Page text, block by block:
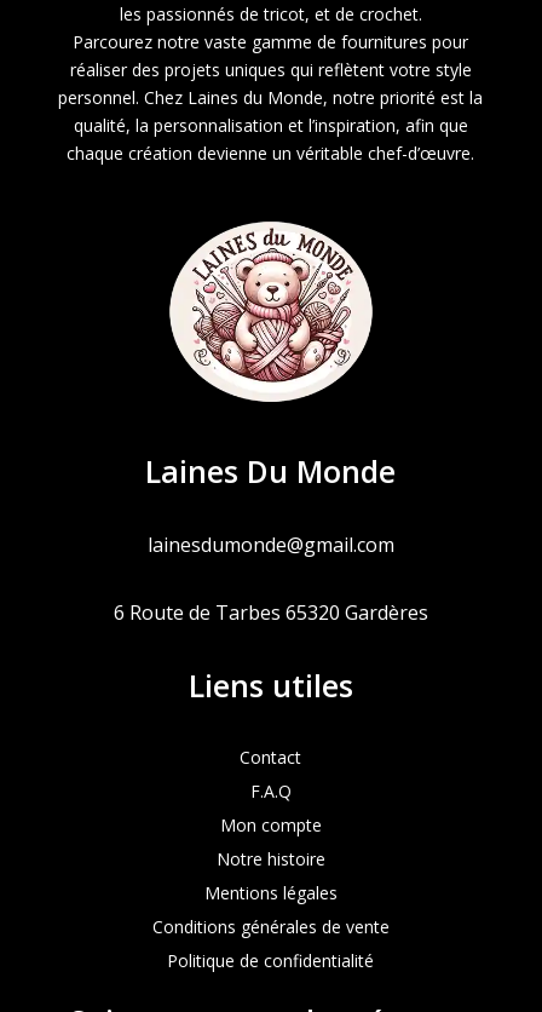
les passionnés de tricot, et de crochet.
Parcourez notre vaste gamme de fournitures pour
réaliser des projets uniques qui reflètent votre style
personnel. Chez Laines du Monde, notre priorité est la
qualité, la personnalisation et l’inspiration, afin que
chaque création devienne un véritable chef-d’œuvre.
Laines Du Monde
lainesdumonde@gmail.com
6 Route de Tarbes 65320 Gardères
Liens utiles
Contact
F.A.Q
Mon compte
Notre histoire
Mentions légales
Conditions générales de vente
Politique de confidentialité